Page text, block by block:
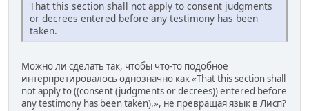
That this section shall not apply to consent judgments
or decrees entered before any testimony has been
taken.
Можно ли сделать так, чтобы что-то подобное
интерпретировалось однозначно как «That this section shall
not apply to ((consent (judgments or decrees)) entered before
any testimony has been taken).», не превращая язык в Лисп?